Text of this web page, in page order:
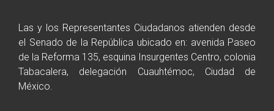
Las y los Representantes Ciudadanos atienden desde
el Senado de la República ubicado en: avenida Paseo
de la Reforma 135, esquina Insurgentes Centro, colonia
Tabacalera, delegación Cuauhtémoc, Ciudad de
México.